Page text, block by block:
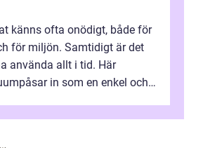
känns ofta onödigt, både för
för miljön. Samtidigt är det
använda allt i tid. Här
in som en enkel och